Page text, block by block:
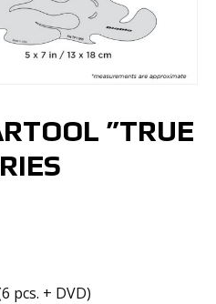
”TRUE
pcs. + DVD)